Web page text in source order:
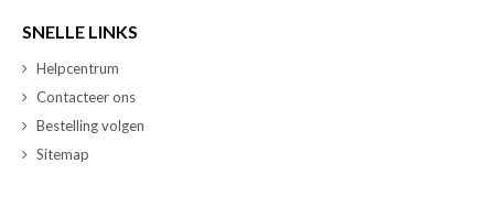
SNELLE LINKS
Helpcentrum
Contacteer ons
Bestelling volgen
Sitemap